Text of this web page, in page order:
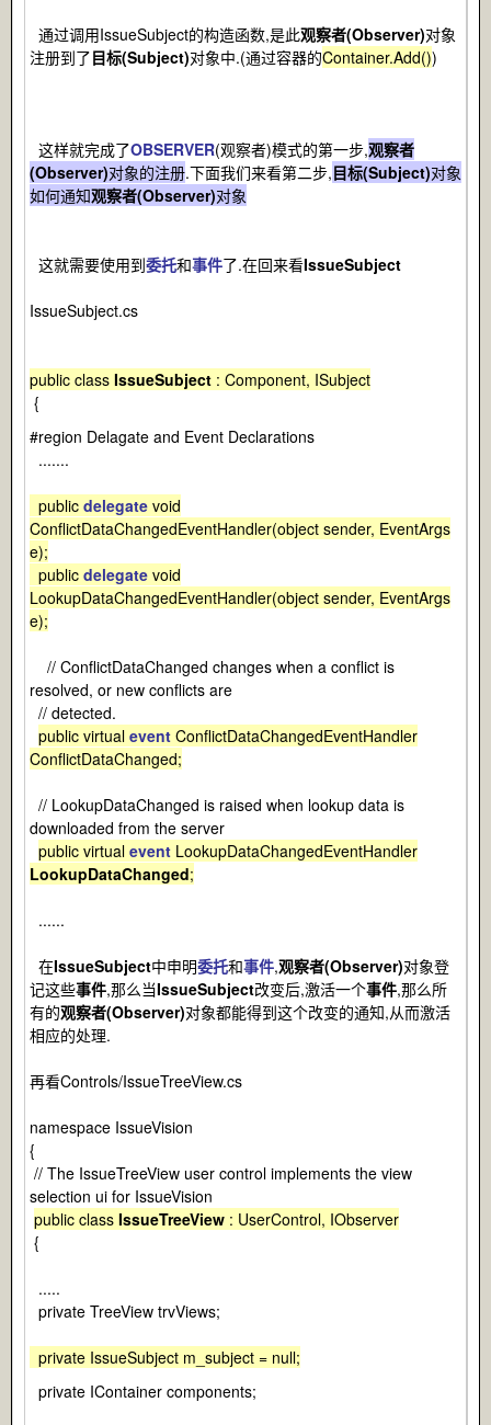
通过调用IssueSubject的构造函数,是此观察者(Observer)对象
注册到了目标(Subject)对象中.(通过容器的Container.Add())
这样就完成了OBSERVER(观察者)模式的第一步,观察者
(Observer)对象的注册.下面我们来看第二步,目标(Subject)对象
如何通知观察者(Observer)对象
这就需要使用到委托和事件了.在回来看IssueSubject
IssueSubject.cs
public class IssueSubject : Component, ISubject
{
#region Delagate and Event Declarations
.......
public delegate void
ConflictDataChangedEventHandler(object sender, EventArgs
e);
public delegate void
LookupDataChangedEventHandler(object sender, EventArgs
e);
// ConflictDataChanged changes when a conflict is
resolved, or new conflicts are
// detected.
public virtual event ConflictDataChangedEventHandler
ConflictDataChanged;
// LookupDataChanged is raised when lookup data is
downloaded from the server
public virtual event LookupDataChangedEventHandler
LookupDataChanged;
......
在IssueSubject中申明委托和事件,观察者(Observer)对象登
记这些事件,那么当IssueSubject改变后,激活一个事件,那么所
有的观察者(Observer)对象都能得到这个改变的通知,从而激活
相应的处理.
再看Controls/IssueTreeView.cs
namespace IssueVision
{
// The IssueTreeView user control implements the view
selection ui for IssueVision
public class IssueTreeView : UserControl, IObserver
{
.....
private TreeView trvViews;
private IssueSubject m_subject = null;
private IContainer components;